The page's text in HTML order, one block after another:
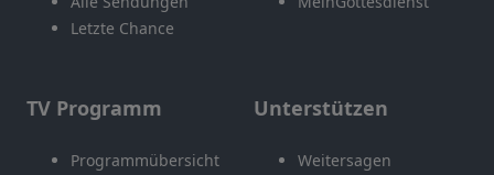
Letzte Chance
TV Programm
Programmübersicht
Unterstützen
Weitersagen